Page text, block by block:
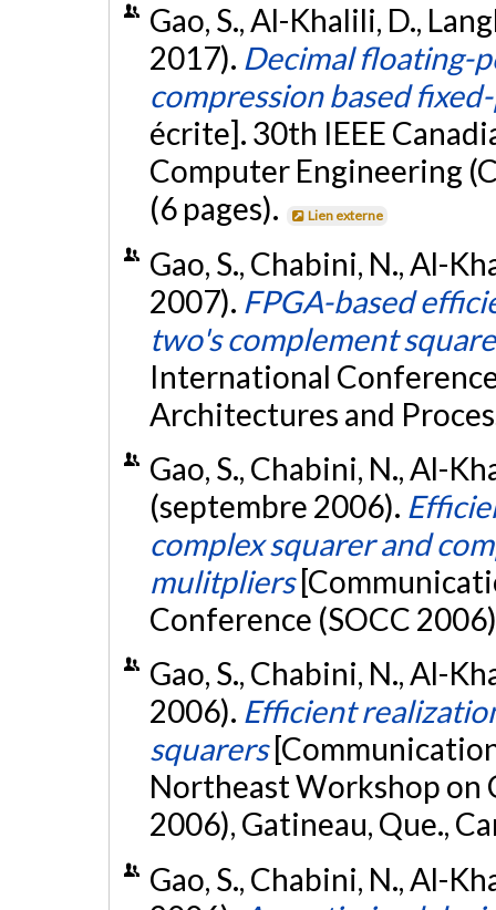
Gao, S., Al-Khalili, D.,
2017). Decimal floating-
compression based
écrite]. 30th IEEE
Computer Engineering
(6 pages).
Lien externe
Gao, S., Chabini, N., Al-
2007). FPGA-based
two's complement
International
Architectures and
Gao, S., Chabini, N., Al-
(septembre 2006).
complex squarer and
mulitpliers
Conference (SOCC
Gao, S., Chabini, N., Al-
2006). Efficient
squarers
Northeast Workshop on
2006), Gatineau, Que.,
Gao, S., Chabini, N., Al-